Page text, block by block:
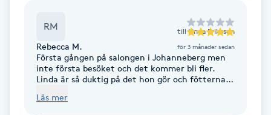
Face framing
Faceliftmassage
Fet hårbotten
RM till Linda Eriksson
Rebecca M. för 3 månader sedan
Första gången på salongen i Johanneberg men
inte första besöket och det kommer bli fler.
Linda är så duktig på det hon gör och fötterna
varmt!
Läs mer